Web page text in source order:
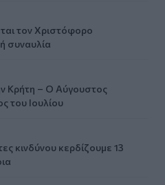
τον Χριστόφορο
συναυλία
Κρήτη – Ο Αύγουστος
του Ιουλίου
κινδύνου κερδίζουμε 13